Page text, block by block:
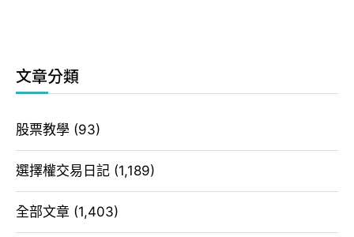
文章分類
股票教學 (93)
選擇權交易日記 (1,189)
全部文章 (1,403)